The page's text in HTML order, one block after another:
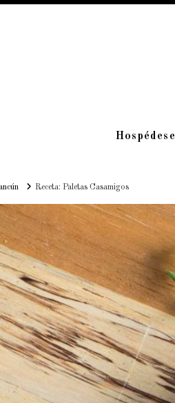
Hospédese
Receta: Paletas Casamigos